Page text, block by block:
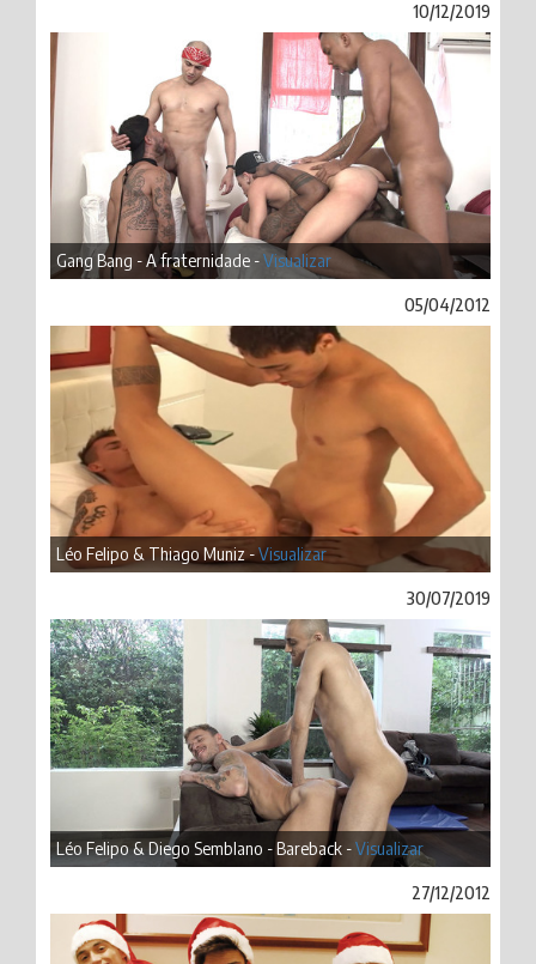
10/12/2019
Gang Bang - A fraternidade -Visualizar
05/04/2012
Léo Felipo & Thiago Muniz -Visualizar
30/07/2019
Léo Felipo & Diego Semblano - Bareback -Visualizar
27/12/2012